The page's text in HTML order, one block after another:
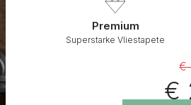
Premium
Superstarke Vliestapete
€
€